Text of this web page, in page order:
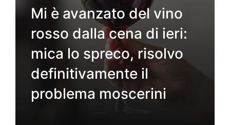
Mi è avanzato del vino
rosso dalla cena di ieri:
mica lo spreco, risolvo
definitivamente il
problema moscerini